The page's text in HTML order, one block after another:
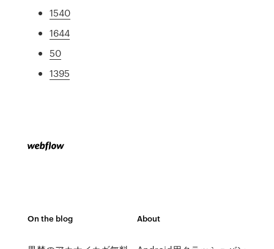
1540
1644
50
1395
On the blog About